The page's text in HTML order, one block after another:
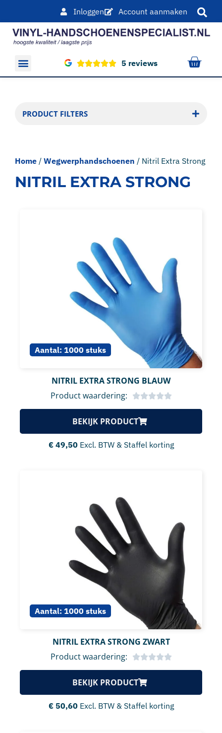
Inloggen Account aanmaken
5 reviews
PRODUCT FILTERS
Home / Wegwerphandschoenen / Nitril Extra Strong
NITRIL EXTRA STRONG
Aantal: 1000 stuks
NITRIL EXTRA STRONG BLAUW
Product waardering:
BEKIJK PRODUCT
€49,50 Excl. BTW & Staffel korting
Aantal: 1000 stuks
NITRIL EXTRA STRONG ZWART
Product waardering:
BEKIJK PRODUCT
€50,60 Excl. BTW & Staffel korting